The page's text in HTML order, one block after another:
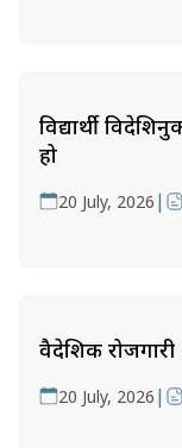
विद्यार्थी
हो
20 July, 2026 |
वैदेशिक
20 July, 2026 |